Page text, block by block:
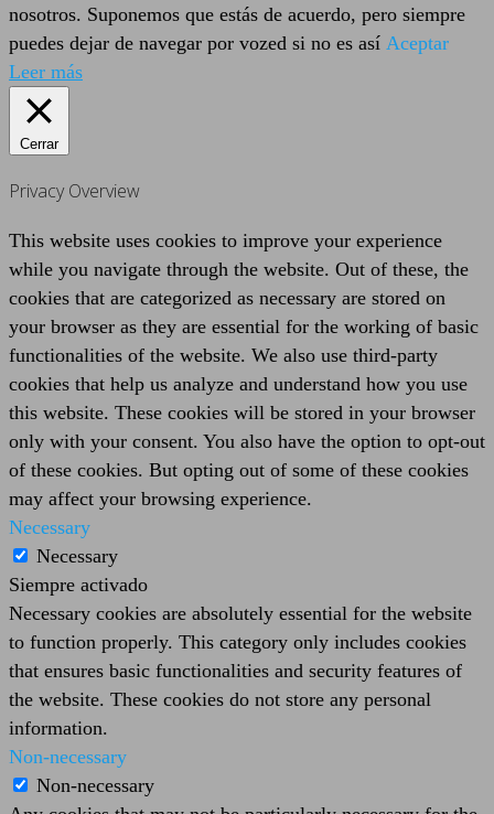
nosotros. Suponemos que estás de acuerdo, pero siempre
puedes dejar de navegar por vozed si no es así Aceptar
Leer más
Cerrar
Privacy Overview
This website uses cookies to improve your experience
while you navigate through the website. Out of these, the
cookies that are categorized as necessary are stored on
your browser as they are essential for the working of basic
functionalities of the website. We also use third-party
cookies that help us analyze and understand how you use
this website. These cookies will be stored in your browser
only with your consent. You also have the option to opt-out
of these cookies. But opting out of some of these cookies
may affect your browsing experience.
Necessary
Necessary
Siempre activado
Necessary cookies are absolutely essential for the website
to function properly. This category only includes cookies
that ensures basic functionalities and security features of
the website. These cookies do not store any personal
information.
Non-necessary
Non-necessary